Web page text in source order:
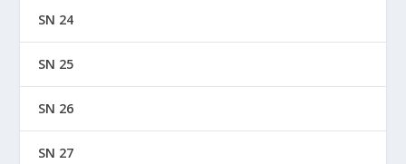
SN 24
SN 25
SN 26
SN 27